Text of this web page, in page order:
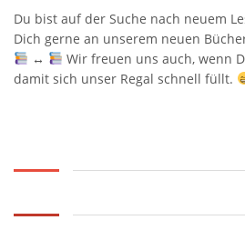
Du bist auf der Suche nach neuem
Dich gerne an unserem neuen
↔️
Wir freuen uns auch, wenn
damit sich unser Regal schnell füllt.